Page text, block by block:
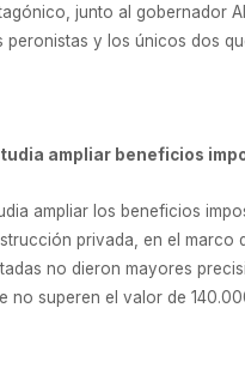
junto al gobernador
peronistas y los únicos dos
ampliar beneficios
ampliar los beneficios
privada, en el marco
no dieron mayores
no superen el valor de